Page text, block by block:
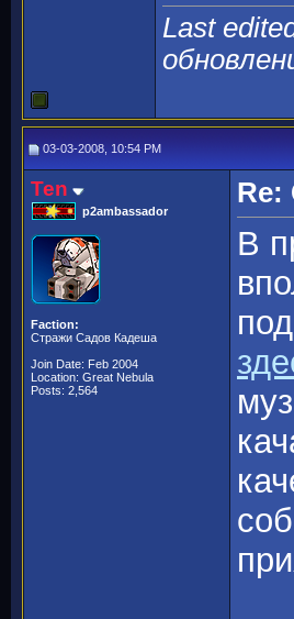
Last
03-03-2008, 10:54 PM
Ten
p2ambassador
Faction:
Стражи Садов Кадеша
Join Date: Feb 2004
Location: Great Nebula
Posts: 2,564
Re:
В